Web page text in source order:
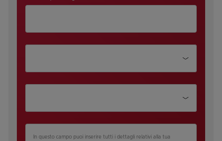
In questo campo puoi inserire tutti i dettagli relativi alla tua